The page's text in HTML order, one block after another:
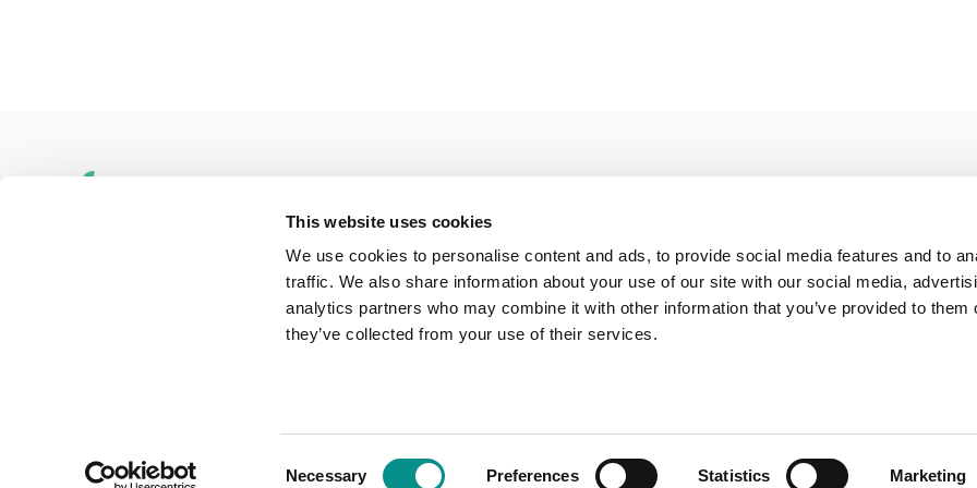
This website uses cookies
We use cookies to personalise content and ads, to provide social media features and to
traffic. We also share information about your use of our site with our social media,
analytics partners who may combine it with other information that you’ve provided to them
they’ve collected from your use of their services.
Necessary Preferences Statistics Marketing
© Copyright 2026 onlinemacwinkel - Powered by Lightspeed- Theme by Shopmonkey